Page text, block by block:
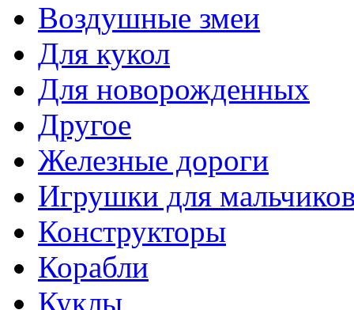
Воздушные змеи
Для кукол
Для новорожденных
Другое
Железные дороги
Игрушки для
Конструкторы
Корабли
Куклы